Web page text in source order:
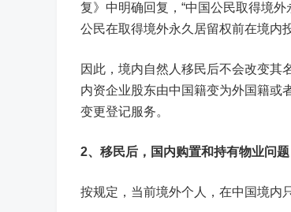
复》中明确回复，“中国公民取得境
公民在取得境外永久居留权前在境内
因此，境内自然人移民后不会改变其
内资企业股东由中国籍变为外国籍或
变更登记服务。
2、 移民后，国内购置和持有物业问题
按规定，当前境外个人，在中国境内